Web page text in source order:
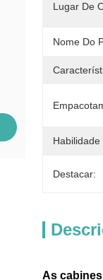
Lugar De
Nome Do
Destacar:
As